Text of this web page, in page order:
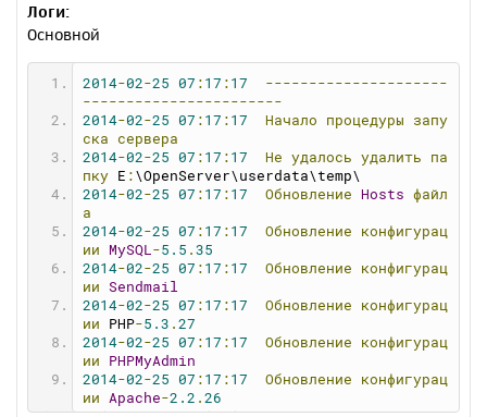
httpcharset
logreadsize=256
showversion =0
crdisk=
crpath = 0
crdomain =0
showfvr =0
showprogs=
hdomains
balloon 1
favorite
0
showswitch
1
debugmode = 1
stext =0
sbrowser 0
email =0
vdisk=W
selfhosts=
webdir = "domains"
browser=""
Логи:
Основной
2014-02-25 07 : 17 : 17
---------------------
-----------------------
2014-02-25 07 : 17 : 17 Начало процедуры
запу
ска
сервера
2014-02-25 07 : 17 : 17 Не удалось удалить
па
пку E : \OpenServer\userdata\temp\
2014-02-25 07 : 17 : 17 Обновление Hosts файл
а
2014-02-25 07 : 17 : 17 Обновление
конфигурац
ии
MySQL-5.5 . 35
2014-02-25 07 : 17 : 17 Обновление
конфигурац
ии Sendmail
2014-02-25 07 : 17 : 17 Обновление
конфигурац
ии PHP-5.3 . 27
2014-02-25 07 : 17 : 17 Обновление
конфигурац
ии
PHPMyAdmin
2014-02-25 07 : 17 : 17 Обновление
конфигурац
ии Apache-2.2 . 26